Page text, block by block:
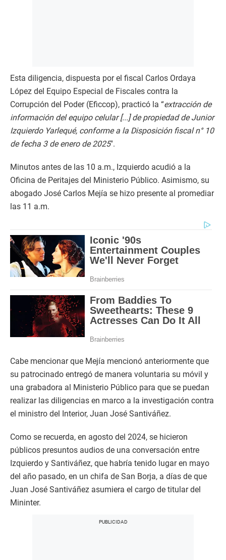
Esta diligencia, dispuesta por el fiscal Carlos Ordaya
López del Equipo Especial de Fiscales contra la
Corrupción del Poder (Eficcop), practicó la “extracción de
información del equipo celular [...] de propiedad de Junior
Izquierdo Yarlequé, conforme a la Disposición fiscal n° 10
de fecha 3 de enero de 2025″.
Minutos antes de las 10 a.m., Izquierdo acudió a la
Oficina de Peritajes del Ministerio Público. Asimismo, su
abogado José Carlos Mejía se hizo presente al promediar
las 11 a.m.
Cabe mencionar que Mejía mencionó anteriormente que
su patrocinado entregó de manera voluntaria su móvil y
una grabadora al Ministerio Público para que se puedan
realizar las diligencias en marco a la investigación contra
el ministro del Interior, Juan José Santiváñez.
Como se recuerda, en agosto del 2024, se hicieron
públicos presuntos audios de una conversación entre
Izquierdo y Santiváñez, que habría tenido lugar en mayo
del año pasado, en un chifa de San Borja, a días de que
Juan José Santiváñez asumiera el cargo de titular del
Mininter.